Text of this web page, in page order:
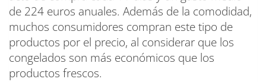
de 224 euros anuales. Además de la comodidad,
muchos consumidores compran este tipo de
productos por el precio, al considerar que los
congelados son más económicos que los
productos frescos.